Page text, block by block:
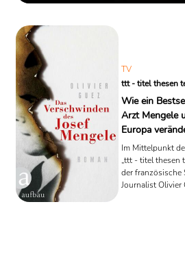
TV
ttt - titel thesen
Wie ein
Arzt Mengele
Europa
Im Mittelpunkt
„ttt - titel thesen
der französische
Journalist Olivier